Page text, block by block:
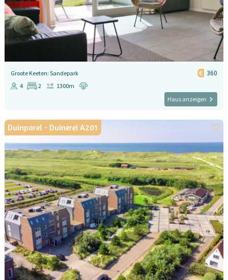
Groote Keeten: Sandepark 360
4 2
1300m
Haus anzeigen
Duinparel - Duinerei A201